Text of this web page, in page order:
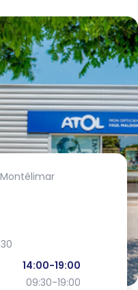
14:00-19:00
09:30-19:00